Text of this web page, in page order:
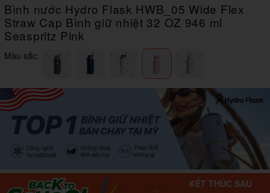
of
13
Bình nước Hydro Flask HWB_05 Wide Flex
Straw Cap Bình giữ nhiệt 32 OZ 946 ml
Seaspritz Pink
Màu sắc:
KẾT THÚC SAU